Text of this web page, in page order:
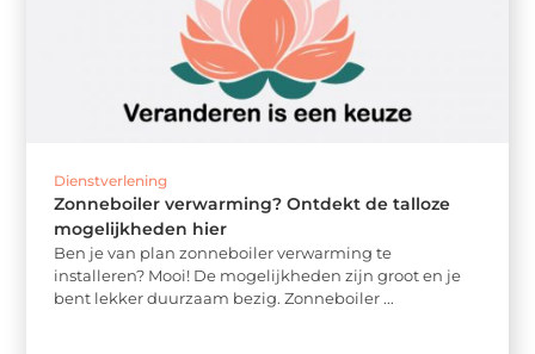
Dienstverlening
Zonneboiler verwarming? Ontdekt de talloze
mogelijkheden hier
Ben je van plan zonneboiler verwarming te
installeren? Mooi! De mogelijkheden zijn groot en je
bent lekker duurzaam bezig. Zonneboiler ...